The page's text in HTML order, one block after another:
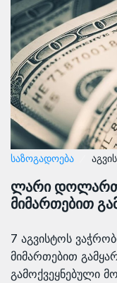
ᲡᲐᲖᲝᲒᲐᲓᲝᲔᲑᲐ
ლარი
მიმართებით
7 აგვისტოს
მიმართებით
გამოქვეყნებული